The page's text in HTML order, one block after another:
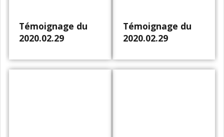
Témoignage du
2020.02.29
Témoignage du
2020.02.29